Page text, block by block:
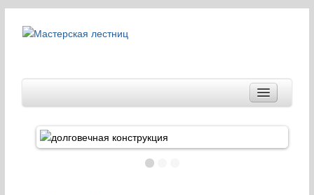
Маршевые лестницы